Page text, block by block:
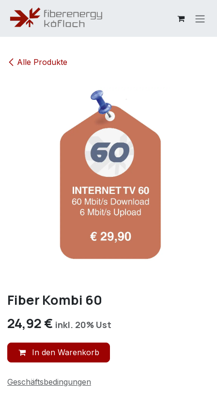
Zum Inhalt springen
Alle Produkte
Fiber Kombi 60
24,92€ inkl. 20% Ust
In den Warenkorb
Geschäftsbedingungen